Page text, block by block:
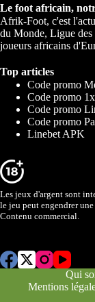
Le foot africain,
Afrik-Foot, c'est
du Monde, Ligue des
joueurs africains
Top articles
Code promo
Code promo
Code promo
Code promo
Linebet APK
Les jeux d'argent sont
le jeu peut engendrer
Contenu commercial.
Qui
Mentions